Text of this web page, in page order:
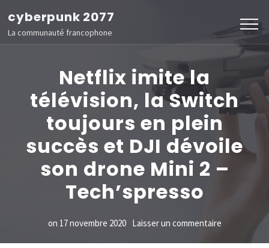
au
contenu
cyberpunk 2077
La communauté francophone
Netflix imite la
télévision, la Switch
toujours en plein
succès et DJI dévoile
son drone Mini 2 –
Tech’spresso
on 17 novembre 2020 Laisser un commentairesur
Netflix